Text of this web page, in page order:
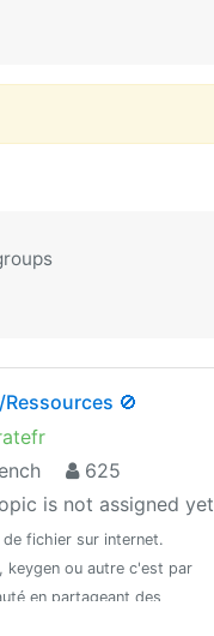
🚫
625
is not assigned yet
fichier sur internet.
keygen ou autre c'est par
en partageant des
dans ses recherches.